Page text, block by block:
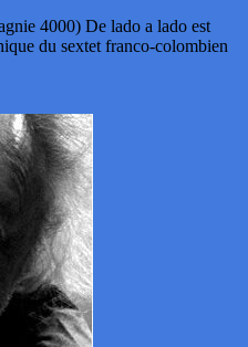
4000) De lado a lado est
du sextet franco-colombien